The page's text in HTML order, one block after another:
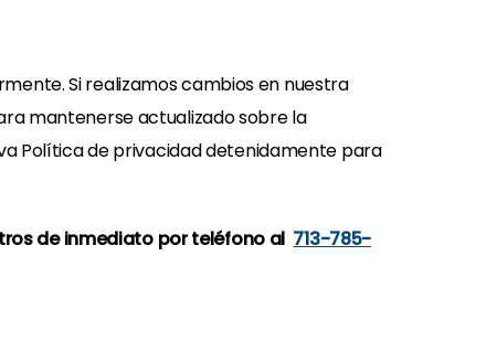
Si realizamos cambios en nuestra
mantenerse actualizado sobre la
Política de privacidad detenidamente para
de inmediato por teléfono al 713-785-